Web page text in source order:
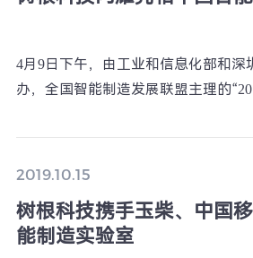
4月9日下午，由工业和信息化部和深
办，全国智能制造发展联盟主理的
2019.10.15
树根科技携手玉柴、中国
能制造实验室